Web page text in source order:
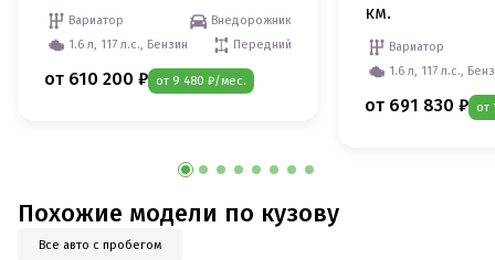
Вариатор
Внедорожник
1.6 л, 117 л.с., Бензин
Передний
от 610 200 ₽ от 9 480 ₽/мес.
км.
Вариатор
1.6 л, 117 л.с.,
от 691 830 ₽ от
Похожие модели по кузову
Все авто с пробегом